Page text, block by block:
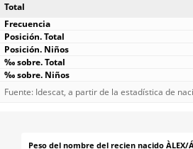
Total
Fuente: Idescat, a partir de la estadística de